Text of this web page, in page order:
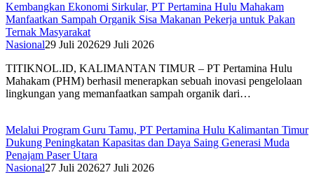
Kembangkan Ekonomi Sirkular, PT Pertamina Hulu Mahakam
Manfaatkan Sampah Organik Sisa Makanan Pekerja untuk Pakan
Ternak Masyarakat
Nasional29 Juli 202629 Juli 2026
TITIKNOL.ID, KALIMANTAN TIMUR – PT Pertamina Hulu
Mahakam (PHM) berhasil menerapkan sebuah inovasi pengelolaan
lingkungan yang memanfaatkan sampah organik dari…
Melalui Program Guru Tamu, PT Pertamina Hulu Kalimantan Timur
Dukung Peningkatan Kapasitas dan Daya Saing Generasi Muda
Penajam Paser Utara
Nasional27 Juli 202627 Juli 2026